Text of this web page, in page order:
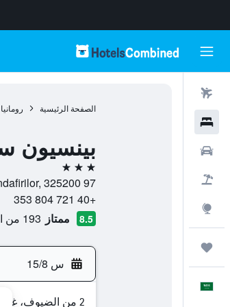
الصفحة الرئيسية رومانيا
بينسيون
3 نجوم
97 Strada Trandafirilor, 325200, بايلي هيركولان, إقليم كاراس سيفيرين, رومانيا
+40 721 804 353
8.5 ممتاز 193 من التقييمات تم التحقق منها
س 15/8
2 من الضيوف، غرفة واحدة